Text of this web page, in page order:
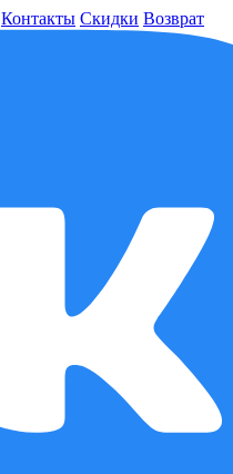
Контакты Скидки Возврат